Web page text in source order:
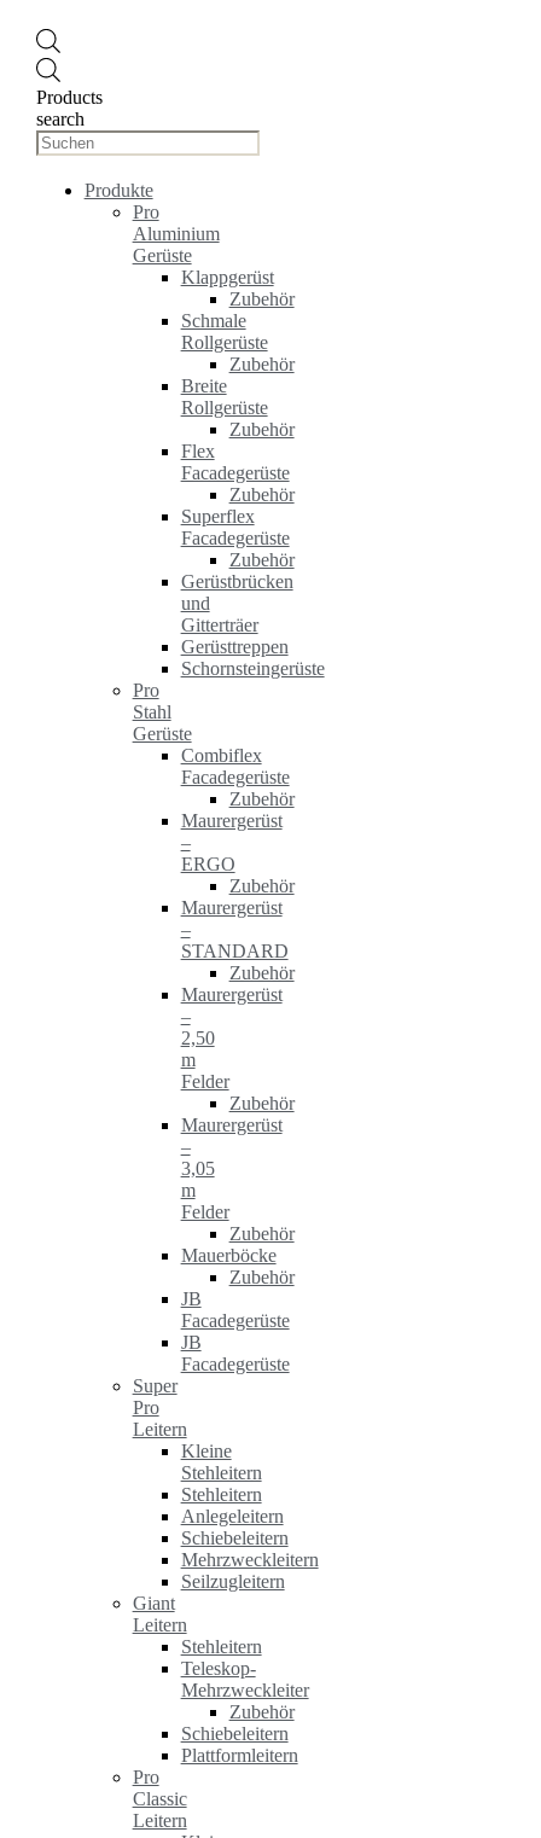
Products
search
Produkte
Pro
Aluminium
Gerüste
Klappgerüst
Zubehör
Schmale
Rollgerüste
Zubehör
Breite
Rollgerüste
Zubehör
Flex
Facadegerüste
Zubehör
Superflex
Facadegerüste
Zubehör
Gerüstbrücken
und
Gitterträer
Gerüsttreppen
Schornsteingerüste
Pro
Stahl
Gerüste
Combiflex
Facadegerüste
Zubehör
Maurergerüst
–
ERGO
Zubehör
Maurergerüst
–
STANDARD
Zubehör
Maurergerüst
–
2,50
m
Felder
Zubehör
Maurergerüst
–
3,05
m
Felder
Zubehör
Mauerböcke
Zubehör
JB
Facadegerüste
JB
Facadegerüste
Super
Pro
Leitern
Kleine
Stehleitern
Stehleitern
Anlegeleitern
Schiebeleitern
Mehrzweckleitern
Seilzugleitern
Giant
Leitern
Stehleitern
Teleskop-
Mehrzweckleiter
Zubehör
Schiebeleitern
Plattformleitern
Pro
Classic
Leitern